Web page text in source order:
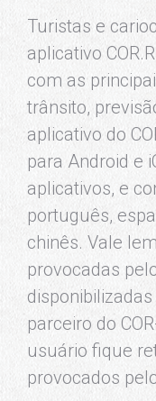
Turistas e
aplicativo
com as
trânsito,
aplicativo do
para Android e
aplicativos, e
português,
chinês. Vale
provocadas
parceiro do
usuário fique
provocados